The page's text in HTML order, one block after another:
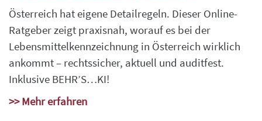
Österreich hat eigene Detailregeln. Dieser Online-
Ratgeber zeigt praxisnah, worauf es bei der
Lebensmittelkennzeichnung in Österreich wirklich
ankommt – rechtssicher, aktuell und auditfest.
Inklusive BEHR’S…KI!
>> Mehr erfahren